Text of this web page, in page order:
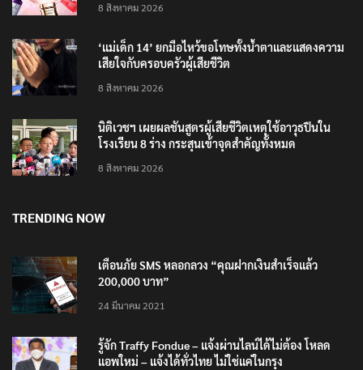
8 สิงหาคม 2026
‘แม่เด็ก 14’ ยกมือไหว้ขอโทษทั้งน้ำตาและแสดงความ
เสียใจกับครอบครัวผู้เสียชีวิต
8 สิงหาคม 2026
นิติเวชฯ เผยผลชันสูตรผู้เสียชีวิตเหตุใช้อาวุธปืนใน
โรงเรียน 8 ร่าง กระสุนเข้าจุดสำคัญทั้งหมด
8 สิงหาคม 2026
TRENDING NOW
เตือนภัย SMS หลอกลวง “คุณฝากเงินสำเร็จแล้ว
200,000 บาท”
24 มีนาคม 2021
รู้จัก Traffy Fondue – แจ้งผ่านไลน์ได้ไม่ต้อง โหลด
แอพใหม่ – แจ้งได้ทั่วไทย ไม่ใช่แค่ในกรุง